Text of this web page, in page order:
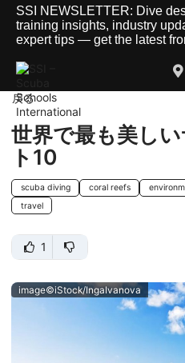
SSI NEWSLETTER: Dive
training insights, industry
expert tips — get the latest
戻る
世界で最も美し
ト10
scuba diving coral reefs
travel
1
image©iStock/IngaIvanova